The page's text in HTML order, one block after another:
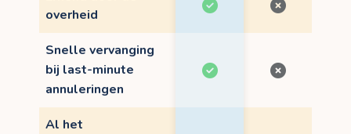
overheid
Snelle vervanging
bij last-minute
annuleringen
Al het